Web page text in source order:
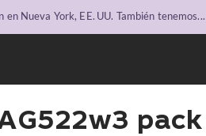
Nueva York, EE. UU. También tenemos...